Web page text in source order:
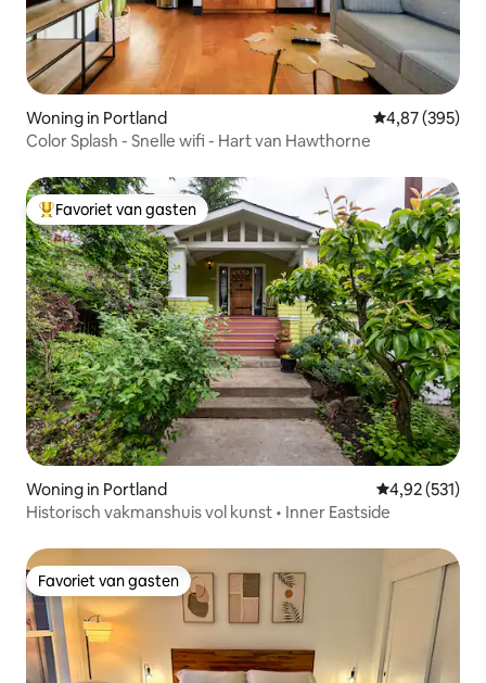
Woning in Portland Gemiddelde
4,87 (395)
Color Splash - Snelle wifi - Hart van Hawthorne
Topfavoriet van gasten
Favoriet van gasten
Woning in Portland Gemiddelde
4,92 (531)
Historisch vakmanshuis vol kunst • Inner Eastside
Favoriet van gasten
Favoriet van gasten